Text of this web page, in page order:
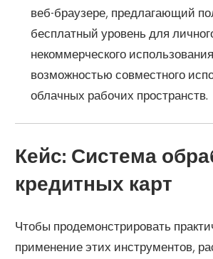
веб-браузере, предлагающий
бесплатный уровень для
некоммерческого
возможностью совместного
облачных рабочих пространств.
Кейс: Система
кредитных карт
Чтобы продемонстрировать
применение этих инструментов,